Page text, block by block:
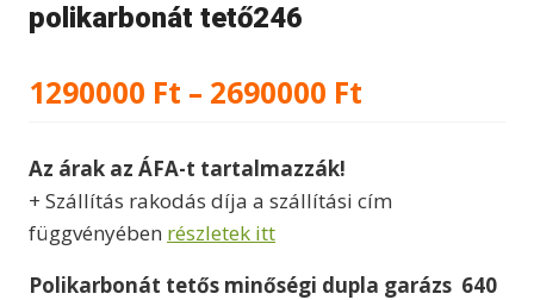
polikarbonát tető246
1290000 Ft – 2690000 Ft
-
Az árak az ÁFA-t tartalmazzák!
+ Szállítás rakodás díja a szállítási cím
függvényében részletek itt
Polikarbonát tetős minőségi dupla garázs 640